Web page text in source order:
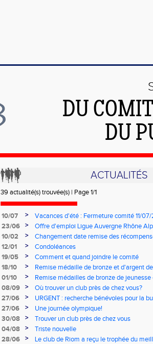
DU
DU
ACTUALITÉS
39 actualité(s) trouvée(s) | Page 1/1
10/07 >
Vacances d'été : Fermeture comité 11/
23/06
>
Offre d'emploi Ligue Auvergne Rhône
10/02
>
Changement date remise des
12/01
>
Condoléances
19/05
>
Comment et quand joindre le comité
18/10
>
Remise médaille de bronze et d'argent
d'Athlétisme
01/10 >
Remise médailles de bronze de jeunesse
08/09
>
Où trouver un club près de chez vous?
27/06
>
URGENT : recherche bénévoles pour la
27/06
>
Une journée olympique!
30/08
>
Trouver un club près de chez vous
04/08
>
Triste nouvelle
28/06
>
Le club de Riom a reçu le trophée du